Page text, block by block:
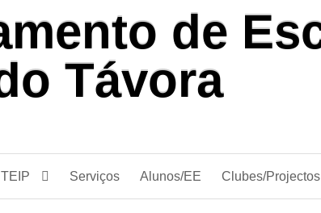
TEIP Serviços Alunos/EE Clubes/Projectos